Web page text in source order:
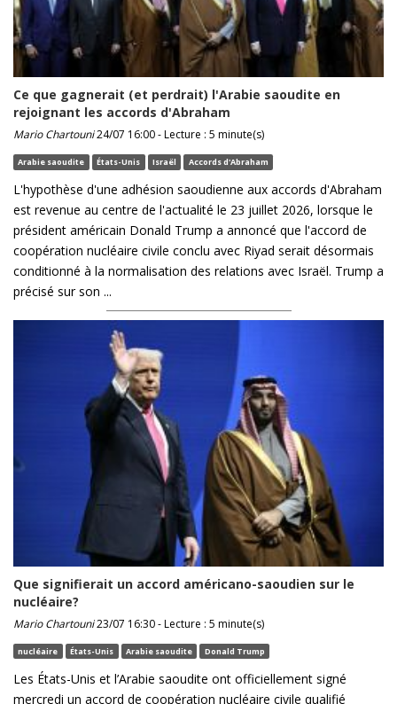
Ce que gagnerait (et perdrait) l'Arabie saoudite en
rejoignant les accords d'Abraham
Mario Chartouni24/07 16:00 - Lecture : 5 minute(s)
Arabie saoudite États-Unis Israël Accords d'Abraham
L'hypothèse d'une adhésion saoudienne aux accords d'Abraham
est revenue au centre de l'actualité le 23 juillet 2026, lorsque le
président américain Donald Trump a annoncé que l'accord de
coopération nucléaire civile conclu avec Riyad serait désormais
conditionné à la normalisation des relations avec Israël. Trump a
précisé sur son ...
Que signifierait un accord américano-saoudien sur le
nucléaire?
Mario Chartouni23/07 16:30 - Lecture : 5 minute(s)
nucléaire États-Unis Arabie saoudite Donald Trump
Les États-Unis et l’Arabie saoudite ont officiellement signé
mercredi un accord de coopération nucléaire civile qualifié